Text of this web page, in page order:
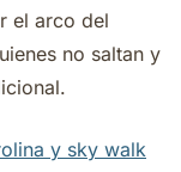
el arco del
no saltan y
y sky walk